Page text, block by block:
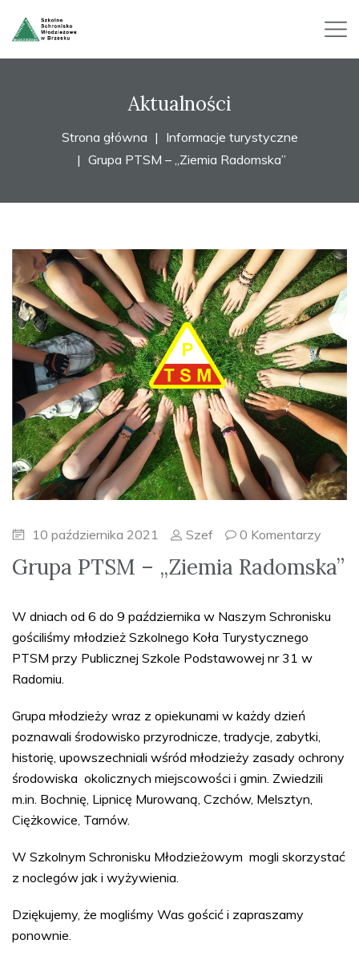
Aktualności
Strona główna
Informacje turystyczne
Grupa PTSM – „Ziemia Radomska”
10 października 2021 Szef 0 Komentarzy
Grupa PTSM – „Ziemia Radomska”
W dniach od 6 do 9 października w Naszym Schronisku
gościliśmy młodzież Szkolnego Koła Turystycznego
PTSM przy Publicznej Szkole Podstawowej nr 31 w
Radomiu.
Grupa młodzieży wraz z opiekunami w każdy dzień
poznawali środowisko przyrodnicze, tradycje, zabytki,
historię, upowszechniali wśród młodzieży zasady ochrony
środowiska okolicznych miejscowości i gmin. Zwiedzili
m.in. Bochnię, Lipnicę Murowaną, Czchów, Melsztyn,
Ciężkowice, Tarnów.
W Szkolnym Schronisku Młodzieżowym mogli skorzystać
z noclegów jak i wyżywienia.
Dziękujemy, że mogliśmy Was gościć i zapraszamy
ponownie.